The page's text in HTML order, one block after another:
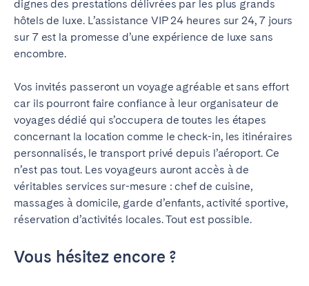
dignes des prestations délivrées par les plus grands
hôtels de luxe. L’assistance VIP 24 heures sur 24, 7 jours
sur 7 est la promesse d’une expérience de luxe sans
encombre.
Vos invités passeront un voyage agréable et sans effort
car ils pourront faire confiance à leur organisateur de
voyages dédié qui s’occupera de toutes les étapes
concernant la location comme le check-in, les itinéraires
personnalisés, le transport privé depuis l’aéroport. Ce
n’est pas tout. Les voyageurs auront accès à de
véritables services sur-mesure : chef de cuisine,
massages à domicile, garde d’enfants, activité sportive,
réservation d’activités locales. Tout est possible.
Vous hésitez encore ?